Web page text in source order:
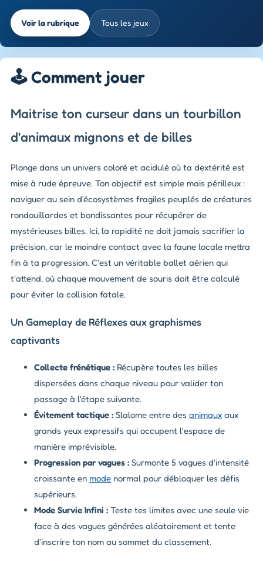
Voir la rubrique Tous les jeux
🕹️ Comment jouer
Maitrise ton curseur dans un tourbillon
d'animaux mignons et de billes
Plonge dans un univers coloré et acidulé où ta dextérité est
mise à rude épreuve. Ton objectif est simple mais périlleux :
naviguer au sein d'écosystèmes fragiles peuplés de créatures
rondouillardes et bondissantes pour récupérer de
mystérieuses billes. Ici, la rapidité ne doit jamais sacrifier la
précision, car le moindre contact avec la faune locale mettra
fin à ta progression. C'est un véritable ballet aérien qui
t'attend, où chaque mouvement de souris doit être calculé
pour éviter la collision fatale.
Un Gameplay de Réflexes aux graphismes
captivants
Collecte frénétique : Récupère toutes les billes
dispersées dans chaque niveau pour valider ton
passage à l'étape suivante.
Évitement tactique : Slalome entre des animaux aux
grands yeux expressifs qui occupent l'espace de
manière imprévisible.
Progression par vagues : Surmonte 5 vagues d'intensité
croissante en mode normal pour débloquer les défis
supérieurs.
Mode Survie Infini : Teste tes limites avec une seule vie
face à des vagues générées aléatoirement et tente
d'inscrire ton nom au sommet du classement.